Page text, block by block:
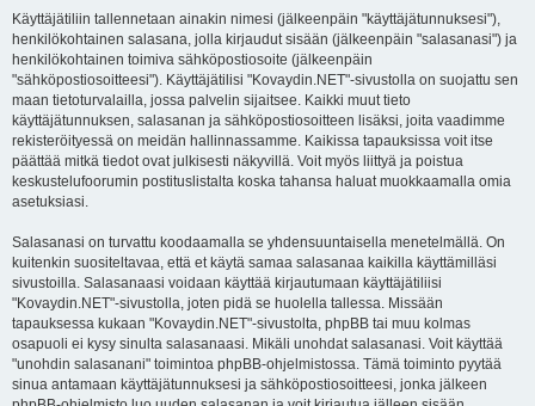
Käyttäjätiliin tallennetaan ainakin nimesi (jälkeenpäin "käyttäjätunnuksesi"),
henkilökohtainen salasana, jolla kirjaudut sisään (jälkeenpäin "salasanasi") ja
henkilökohtainen toimiva sähköpostiosoite (jälkeenpäin
"sähköpostiosoitteesi"). Käyttäjätilisi "Kovaydin.NET"-sivustolla on suojattu sen
maan tietoturvalailla, jossa palvelin sijaitsee. Kaikki muut tieto
käyttäjätunnuksen, salasanan ja sähköpostiosoitteen lisäksi, joita vaadimme
rekisteröityessä on meidän hallinnassamme. Kaikissa tapauksissa voit itse
päättää mitkä tiedot ovat julkisesti näkyvillä. Voit myös liittyä ja poistua
keskustelufoorumin postituslistalta koska tahansa haluat muokkaamalla omia
asetuksiasi.
Salasanasi on turvattu koodaamalla se yhdensuuntaisella menetelmällä. On
kuitenkin suositeltavaa, että et käytä samaa salasanaa kaikilla käyttämilläsi
sivustoilla. Salasanaasi voidaan käyttää kirjautumaan käyttäjätiliisi
"Kovaydin.NET"-sivustolla, joten pidä se huolella tallessa. Missään
tapauksessa kukaan "Kovaydin.NET"-sivustolta, phpBB tai muu kolmas
osapuoli ei kysy sinulta salasanaasi. Mikäli unohdat salasanasi. Voit käyttää
"unohdin salasanani" toimintoa phpBB-ohjelmistossa. Tämä toiminto pyytää
sinua antamaan käyttäjätunnuksesi ja sähköpostiosoitteesi, jonka jälkeen